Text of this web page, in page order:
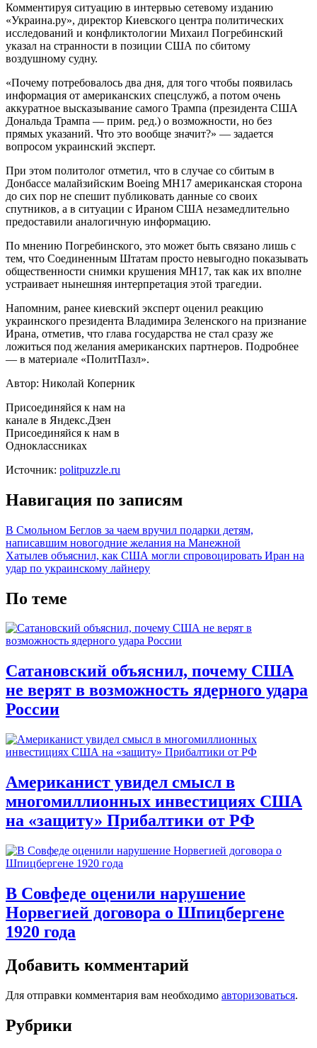
Комментируя ситуацию в интервью сетевому изданию
«Украина.ру», директор Киевского центра политических
исследований и конфликтологии Михаил Погребинский
указал на странности в позиции США по сбитому
воздушному судну.
«Почему потребовалось два дня, для того чтобы появилась
информация от американских спецслужб, а потом очень
аккуратное высказывание самого Трампа (президента США
Дональда Трампа — прим. ред.) о возможности, но без
прямых указаний. Что это вообще значит?» — задается
вопросом украинский эксперт.
При этом политолог отметил, что в случае со сбитым в
Донбассе малайзийским Boeing MH17 американская сторона
до сих пор не спешит публиковать данные со своих
спутников, а в ситуации с Ираном США незамедлительно
предоставили аналогичную информацию.
По мнению Погребинского, это может быть связано лишь с
тем, что Соединенным Штатам просто невыгодно показывать
общественности снимки крушения MH17, так как их вполне
устраивает нынешняя интерпретация этой трагедии.
Напомним, ранее киевский эксперт оценил реакцию
украинского президента Владимира Зеленского на признание
Ирана, отметив, что глава государства не стал сразу же
ложиться под желания американских партнеров. Подробнее
— в материале «ПолитПазл».
Автор: Николай Коперник
Присоединяйся к нам на
канале в Яндекс.Дзен
Присоединяйся к нам в
Одноклассниках
Источник: politpuzzle.ru
Навигация по записям
В Смольном Беглов за чаем вручил подарки детям,
написавшим новогодние желания на Манежной
Хатылев объяснил, как США могли спровоцировать Иран на
удар по украинскому лайнеру
По теме
Сатановский объяснил, почему США
не верят в возможность ядерного удара
России
Американист увидел смысл в
многомиллионных инвестициях США
на «защиту» Прибалтики от РФ
В Совфеде оценили нарушение
Норвегией договора о Шпицбергене
1920 года
Добавить комментарий
Для отправки комментария вам необходимо авторизоваться.
Рубрики